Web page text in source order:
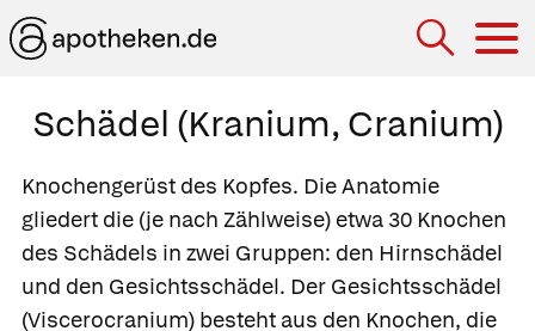
Schädel (Kranium, Cranium)
Knochengerüst des Kopfes. Die Anatomie
gliedert die (je nach Zählweise) etwa 30 Knochen
des Schädels in zwei Gruppen: den Hirnschädel
und den Gesichtsschädel. Der Gesichtsschädel
(Viscerocranium) besteht aus den Knochen, die